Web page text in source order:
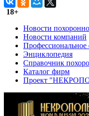
18+
Новости
Новости компаний
Профессиональное
Энциклопедия
Справочник
Каталог фирм
Проект